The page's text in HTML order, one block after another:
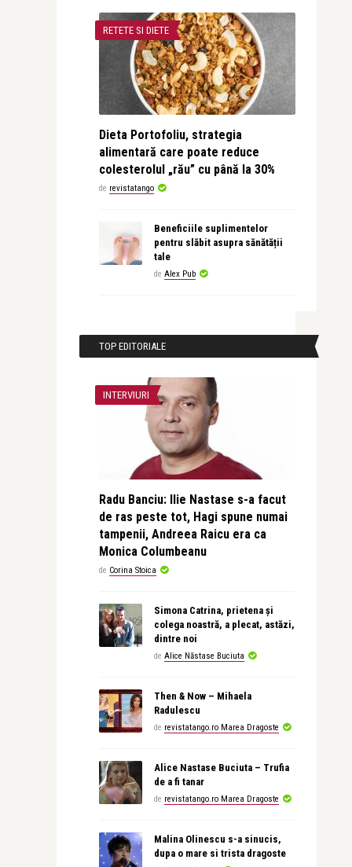
RETETE SI DIETE
Dieta Portofoliu, strategia
alimentară care poate reduce
colesterolul „rău” cu până la 30%
de revistatango
Beneficiile suplimentelor
pentru slăbit asupra sănătății
tale
de Alex Pub
TOP EDITORIALE
INTERVIURI
Radu Banciu: Ilie Nastase s-a facut
de ras peste tot, Hagi spune numai
tampenii, Andreea Raicu era ca
Monica Columbeanu
de Corina Stoica
Simona Catrina, prietena și
colega noastră, a plecat, astăzi,
dintre noi
de Alice Năstase Buciuta
Then & Now – Mihaela
Radulescu
de revistatango.ro Marea Dragoste
Alice Nastase Buciuta – Trufia
de a fi tanar
de revistatango.ro Marea Dragoste
Malina Olinescu s-a sinucis,
dupa o mare si trista dragoste